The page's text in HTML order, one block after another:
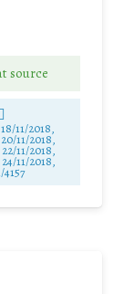
source
11/2018,
11/2018,
11/2018,
11/2018,
4157